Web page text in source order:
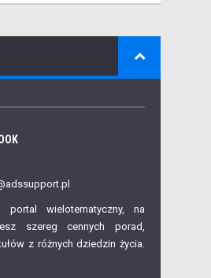
portal wielotematyczny, na
szereg cennych porad,
z różnych dziedzin życia.